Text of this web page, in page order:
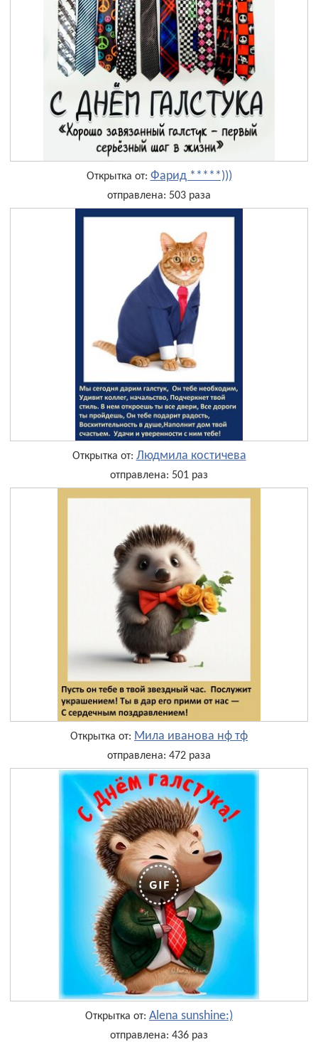
Открытка от: Фарид *****)))
отправлена: 503 раза
Открытка от: Людмила костичева
отправлена: 501 раз
Открытка от: Мила иванова нф тф
отправлена: 472 раза
Открытка от: Alena sunshine:)
отправлена: 436 раз